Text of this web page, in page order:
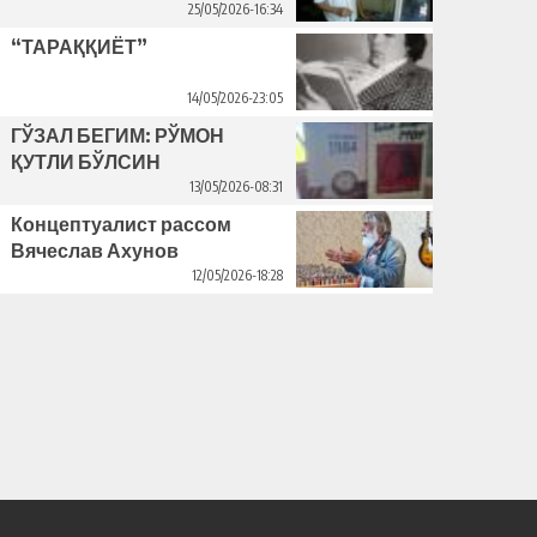
25/05/2026-16:34
“ТАРАҚҚИЁТ”
14/05/2026-23:05
ГЎЗАЛ БЕГИМ: РЎМОН
ҚУТЛИ БЎЛСИН
13/05/2026-08:31
Концептуалист рассом
Вячеслав Ахунов
Венецияда ўз кўргазмасини
12/05/2026-18:28